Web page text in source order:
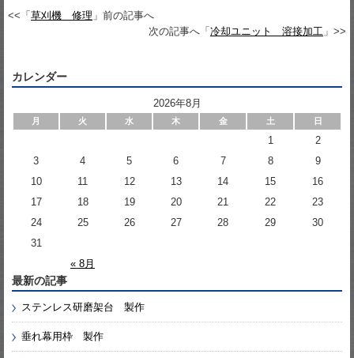
<<「草刈機 修理 」前の記事へ
次の記事へ「冷却ユニット 溶接加工 」>>
カレンダー
2026年8月
月 火 水 木 金 土 日
« 8月
1
2
3
4 5 6 7 8
9
10
11 12 13 14 15
16
17
18 19 20 21 22
23
24
25 26 27 28 29
30
31
最新の記事
ステンレス研磨架台 製作
垂れ幕用枠 製作